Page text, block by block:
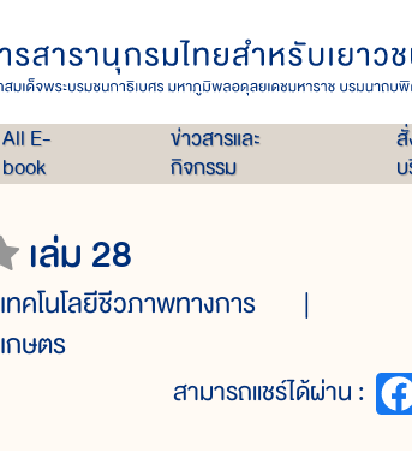
All E-
book
ข่าวสารและ
กิจกรรม
เล่ม 28
เทคโนโลยีชีวภาพทางการ
เกษตร
สามารถแชร์ได้ผ่าน :